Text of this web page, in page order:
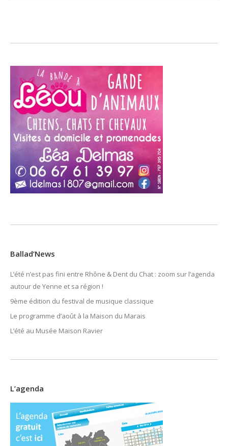
Ballad’News
L’été n’est pas fini entre Rhône & Dent du Chat : zoom sur l’agenda
autour de Yenne et sa région !
9ème édition du festival de musique classique
Le programme d’août à la Maison du Marais
L’été au Musée Maison Ravier
L’agenda